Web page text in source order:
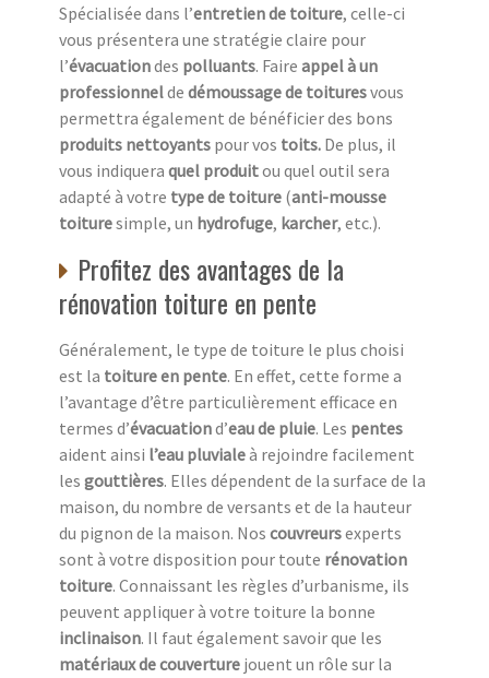
Spécialisée dans l’entretien de toiture, celle-ci
vous présentera une stratégie claire pour
l’évacuationdes polluants. Faire appel à un
professionnelde démoussage de toituresvous
permettra également de bénéficier des bons
produits nettoyants pour vos toits. De plus, il
vous indiquera quel produitou quel outil sera
adapté à votre type de toiture (anti-mousse
toituresimple, un hydrofuge, karcher, etc.).
Profitez des avantages de la
rénovation toiture en pente
Généralement, le type de toiture le plus choisi
est la toiture en pente. En effet, cette forme a
l’avantage d’être particulièrement efficace en
termes d’évacuationd’eau de pluie. Les pentes
aident ainsi l’eau pluvialeà rejoindre facilement
les gouttières. Elles dépendent de la surface de la
maison, du nombre de versants et de la hauteur
du pignon de la maison. Nos couvreursexperts
sont à votre disposition pour toute rénovation
toiture. Connaissant les règles d’urbanisme, ils
peuvent appliquer à votre toiture la bonne
inclinaison. Il faut également savoir que les
matériaux de couverture jouent un rôle sur la